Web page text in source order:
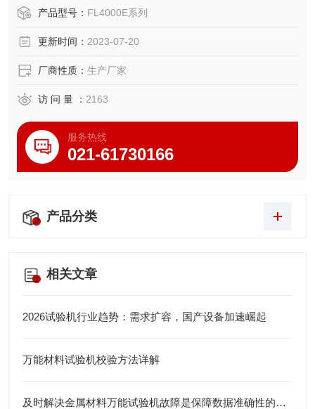
据。产品型号： FL4000E系列
更新时间： 2023-07-20
厂商性质： 生产厂家
访 问 量 ： 2163
服务热线
021-61730166
产品分类
相关文章
2026试验机行业趋势：需求扩容，国产设备加速崛起
万能材料试验机校验方法详解
及时解决金属材料万能试验机故障是保障数据准确性的关键